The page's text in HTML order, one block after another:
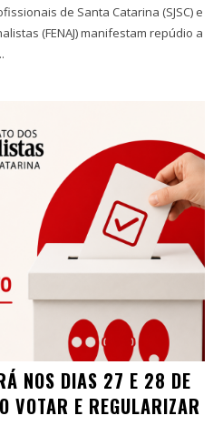
de Santa Catarina (SJSC) e
(FENAJ) manifestam repúdio a
NOS DIAS 27 E 28 DE
VOTAR E REGULARIZAR